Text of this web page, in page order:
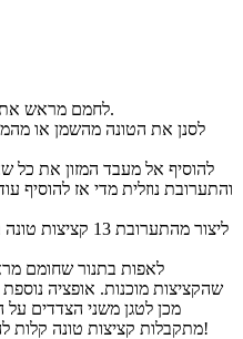
לחמם מראש את התנור לחום של 200 מעלות.
והתערובת נוזלית מדי אז להוסיף
מתקבלות קציצות טונה קלות להכנה, מהירות וטעימות בטירוף!